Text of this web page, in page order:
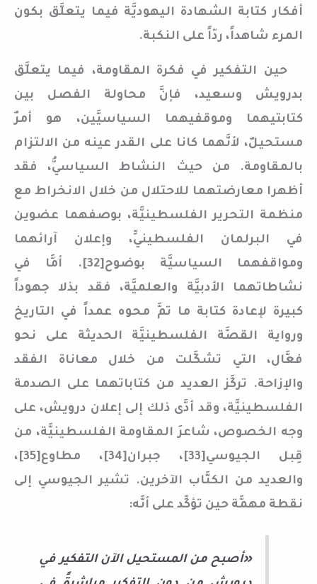
أفكار كتابة الشهادة اليهوديَّة فيما يتعلَّق بكون
المرء شاهداً، ردّاً على النكبة.
حين التفكير في فكرة المقاومة، فيما يتعلَّق
بدرويش وسعيد، فإنَّ محاولة الفصل بين
كتابتيهما وموقفيهما السياسيَّين، هو أمرٌ
مستحيلٌ، لأنَّهما كانا على القدر عينه من الالتزام
بالمقاومة. من حيث النشاط السياسيُّ، فقد
أظهرا معارضتهما للاحتلال من خلال الانخراط مع
منظمة التحرير الفلسطينيَّة، بوصفهما عضوين
في البرلمان الفلسطينيِّ، وإعلان آرائهما
ومواقفهما السياسيَّة بوضوح[32]. أمَّا في
نشاطاتهما الأدبيَّة والعلميَّة، فقد بذلا جهوداً
كبيرة لإعادة كتابة ما تمَّ محوه عمداً في التاريخ
ورواية القصَّة الفلسطينيَّة الحديثة على نحو
فعَّال، التي تشكَّلت من خلال معاناة الفقد
والإزاحة. تركَّز العديد من كتاباتهما على الصدمة
الفلسطينيَّة، وقد أدَّى ذلك إلى إعلان درويش، على
وجه الخصوص، شاعرَ المقاومة الفلسطينيَّة، من
قِبل الجيوسي[33]، جبران[34]، مطاوع[35]،
والعديد من الكتَّاب الآخرين. تشير الجيوسي إلى
نقطة مهمَّة حين تؤكِّد على أنَّه:
«أصبح من المستحيل الآن التفكير في